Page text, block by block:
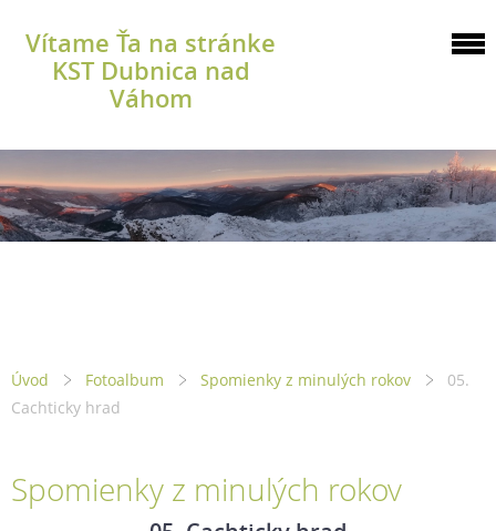
Vítame Ťa na stránke
KST Dubnica nad
Váhom
Úvod Fotoalbum Spomienky z minulých rokov
05.
Cachticky hrad
Spomienky z minulých rokov